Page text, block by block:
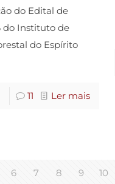
do Edital de
do Instituto de
do Espírito
11 Ler mais
6 7 8 9 10